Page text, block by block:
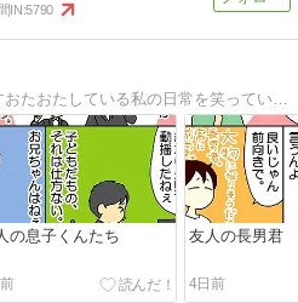
IN:5790
の息子くんたち 友人の長男君
4日前